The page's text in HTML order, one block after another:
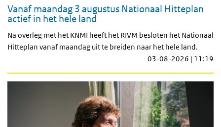
Vanaf maandag 3 augustus Nationaal Hitteplan
actief in het hele land
Na overleg met het KNMI heeft het RIVM besloten het Nationaal
Hitteplan vanaf maandag uit te breiden naar het hele land.
03-08-2026 | 11:19